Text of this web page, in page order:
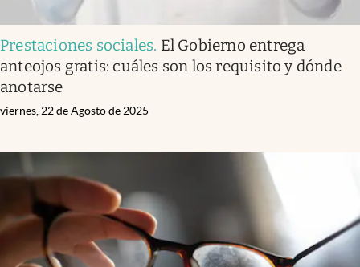
Prestaciones sociales. El Gobierno entrega
anteojos gratis: cuáles son los requisito y dónde
anotarse
viernes, 22 de Agosto de 2025